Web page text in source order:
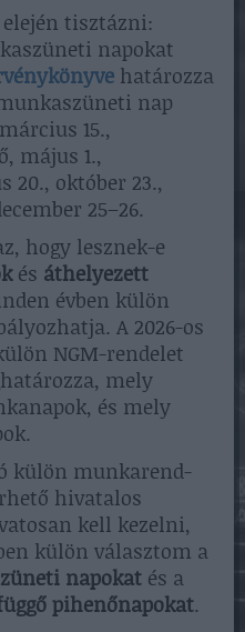
tisztázni:
napokat
határozza
nap
15.,
május 1.,
20., október 23.,
25–26.
hogy lesznek-e
és áthelyezett
évben külön
A 2026-os
NGM-rendelet
mely
és mely
külön munkarend-
hivatalos
kell kezelni,
külön választom a
napokat és a
pihenőnapokat.